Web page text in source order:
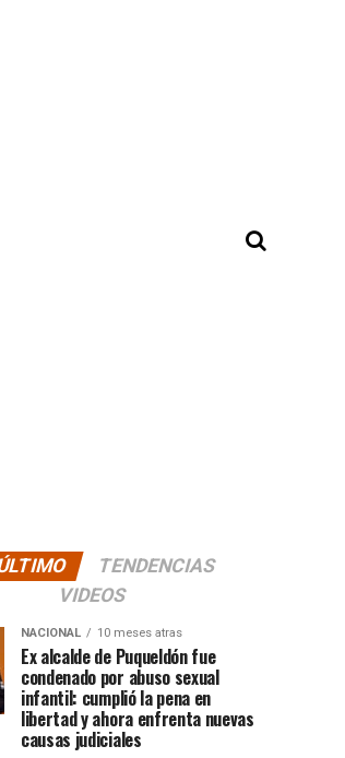
TENDENCIAS
VIDEOS
NACIONAL 10 meses atras
Ex alcalde de Puqueldón fue
condenado por abuso sexual
infantil: cumplió la pena en
libertad y ahora enfrenta nuevas
causas judiciales